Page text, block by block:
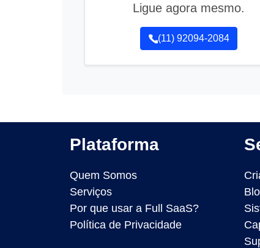
Ligue agora mesmo.
(11) 92094-2084
Plataforma
Quem Somos
Serviços
Por que usar a Full SaaS?
Política de Privacidade